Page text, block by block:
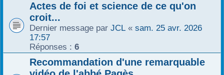
Actes de foi et science de ce qu'on
croit...
Dernier message par JCL « sam. 25 avr. 2026
17:57
Réponses : 6
Recommandation d'une remarquable